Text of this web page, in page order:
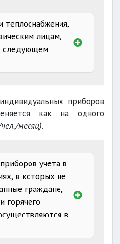
теплоснабжения,
лицам,
следующем
Гкал).
приборов
как на одного
месяц).
учета в
в которых не
граждане,
горячего
в